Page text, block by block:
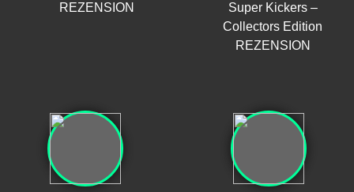
REZENSION
Super Kickers –
Collectors Edition
REZENSION